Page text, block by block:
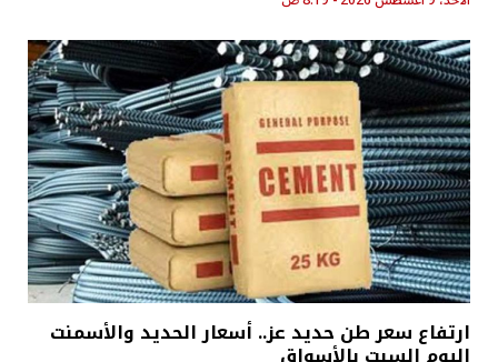
ارتفاع سعر طن حديد عز.. أسعار الحديد والأسمنت